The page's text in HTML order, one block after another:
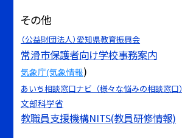
その他
（公益財団法人）愛知県教育振興会
常滑市保護者向け学校事務案内
気象庁(気象情報)
あいち相談窓口ナビ（様々な悩みの相談窓口）
文部科学省
教職員支援機構NITS(教員研修情報)